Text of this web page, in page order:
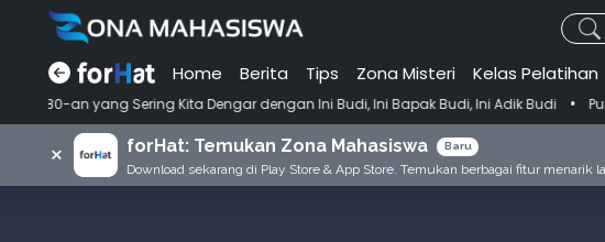
Home Berita Tips Zona Misteri Kelas Pelatihan
Kita Dengar dengan Ini Budi, Ini Bapak Budi, Ini Adik Budi • Punya Tujuan
× forHat: Temukan Zona Mahasiswa Baru
Download sekarang di Play Store & App Store. Temukan berbagai fitur menarik